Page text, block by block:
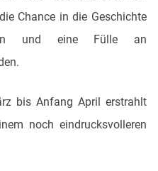
Chance in die Geschichte
und eine Fülle an
bis Anfang April erstrahlt
noch eindrucksvolleren